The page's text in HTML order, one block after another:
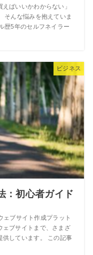
ばいいかわからない」
そんな悩みを抱えていま
歴5年のセルフネイラー
ビジネス
：初心者ガイド
ブサイト作成プラット
ェブサイトまで、さまざ
供しています。 この記事